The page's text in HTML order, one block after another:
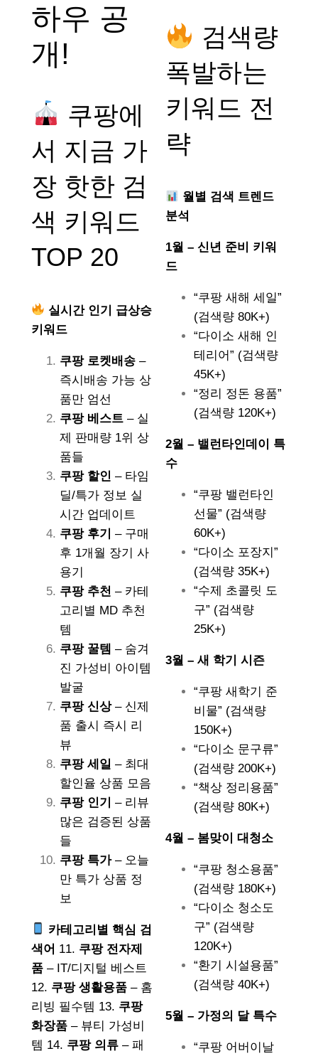
하우 공
개!
쿠팡에
서 지금 가
장 핫한 검
색 키워드
TOP 20
실시간 인기 급상승
키워드
쿠팡 로켓배송 –
즉시배송 가능 상
품만 엄선
쿠팡 베스트 – 실
제 판매량 1위 상
품들
쿠팡 할인 – 타임
딜/특가 정보 실
시간 업데이트
쿠팡 후기
– 구매
후 1개월 장기 사
용기
쿠팡 추천 – 카테
고리별 MD 추천
템
쿠팡 꿀템 – 숨겨
진 가성비 아이템
발굴
쿠팡 신상– 신제
품 출시 즉시 리
뷰
쿠팡 세일 – 최대
할인율 상품 모음
쿠팡 인기
– 리뷰
많은 검증된 상품
들
쿠팡 특가– 오늘
만 특가 상품 정
보
카테고리별 핵심 검
색어 11. 쿠팡 전자제
품 – IT/디지털 베스트
12. 쿠팡 생활용품 – 홈
리빙 필수템 13. 쿠팡
화장품 – 뷰티 가성비
템 14. 쿠팡 의류 – 패
검색량
폭발하는
키워드 전
략
월별 검색 트렌드
분석
1월 – 신년 준비 키워
드
“쿠팡 새해 세일”
(검색량 80K+)
“다이소 새해 인
테리어” (검색량
45K+)
“정리 정돈 용품”
(검색량 120K+)
2월 – 밸런타인데이 특
수
“쿠팡 밸런타인
선물” (검색량
60K+)
“다이소 포장지”
(검색량 35K+)
“수제 초콜릿 도
구” (검색량
25K+)
3월 – 새 학기 시즌
“쿠팡 새학기 준
비물” (검색량
150K+)
“다이소 문구류”
(검색량 200K+)
“책상 정리용품”
(검색량 80K+)
4월 – 봄맞이 대청소
“쿠팡 청소용품”
(검색량 180K+)
“다이소 청소도
구” (검색량
120K+)
“환기 시설용품”
(검색량 40K+)
5월 – 가정의 달 특수
“쿠팡 어버이날